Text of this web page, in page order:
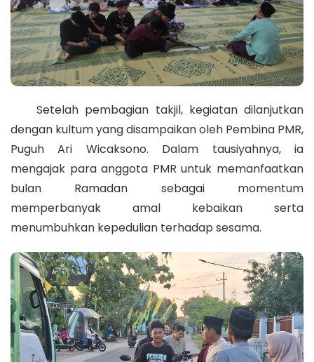
Setelah pembagian takjil, kegiatan dilanjutkan
dengan kultum yang disampaikan oleh Pembina PMR,
Puguh Ari Wicaksono. Dalam tausiyahnya, ia
mengajak para anggota PMR untuk memanfaatkan
bulan Ramadan sebagai momentum
memperbanyak amal kebaikan serta
menumbuhkan kepedulian terhadap sesama.